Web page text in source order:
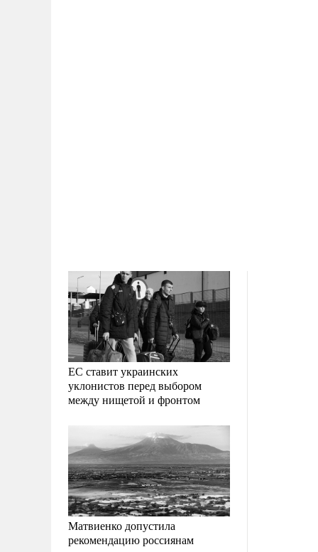
ЕС ставит украинских
уклонистов перед выбором
между нищетой и фронтом
Матвиенко допустила
рекомендацию россиянам